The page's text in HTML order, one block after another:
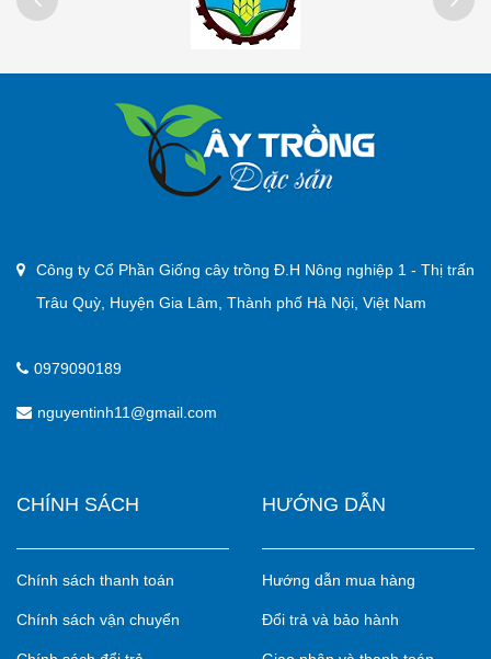
Công ty Cổ Phần Giống cây trồng Đ.H Nông nghiệp 1 - Thị trấn
Trâu Quỳ, Huyện Gia Lâm, Thành phố Hà Nội, Việt Nam
0979090189
nguyentinh11@gmail.com
CHÍNH SÁCH
Chính sách thanh toán
Chính sách vận chuyển
HƯỚNG DẪN
Hướng dẫn mua hàng
Đổi trả và bảo hành